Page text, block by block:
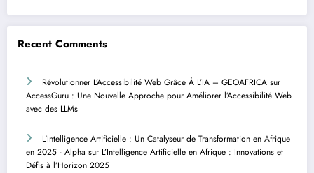
Recent Comments
Révolutionner L’Accessibilité Web Grâce À L’IA – GEOAFRICA sur
AccessGuru : Une Nouvelle Approche pour Améliorer l’Accessibilité Web
avec des LLMs
L'Intelligence Artificielle : Un Catalyseur de Transformation en Afrique
en 2025 - Alpha sur L’Intelligence Artificielle en Afrique : Innovations et
Défis à l’Horizon 2025